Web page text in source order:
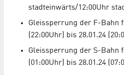
stadteinwärts/12:00Uhr
Gleissperrung der F-Bahn
(22:00Uhr) bis 28.01.24
Gleissperrung der S-Bahn
(01:00Uhr) bis 28.01.24